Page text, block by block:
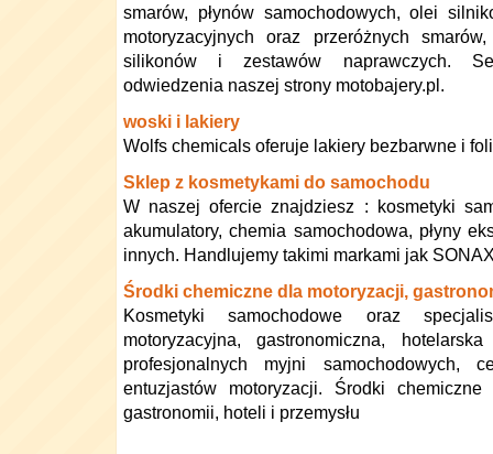
smarów, płynów samochodowych, olei
motoryzacyjnych oraz przeróżnych
silikonów i zestawów naprawczych.
odwiedzenia naszej strony motobajery.pl.
woski i lakiery
Wolfs chemicals oferuje lakiery bezbarwne i
Sklep z kosmetykami do samochodu
W naszej ofercie znajdziesz : kosmetyki
akumulatory, chemia samochodowa, płyny
innych. Handlujemy takimi markami jak
Środki chemiczne dla motoryzacji,
Kosmetyki samochodowe oraz
motoryzacyjna, gastronomiczna,
profesjonalnych myjni samochodowych,
entuzjastów motoryzacji. Środki
gastronomii, hoteli i przemysłu